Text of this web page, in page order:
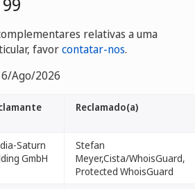
relativas a uma
favorcontatar-nos.
Ago/2026
Reclamado(a)
Saturn
GmbH
Stefan
Meyer,Cista/WhoisGuard,
Protected WhoisGuard